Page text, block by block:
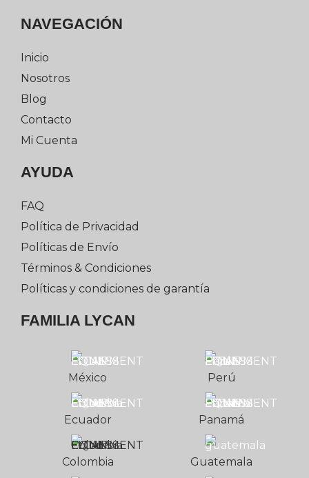
NAVEGACIÓN
Inicio
Nosotros
Blog
Contacto
Mi Cuenta
AYUDA
FAQ
Política de Privacidad
Políticas de Envío
Términos & Condiciones
Políticas y condiciones de garantía
FAMILIA LYCAN
México
Ecuador
Colombia
Perú
Panamá
Guatemala